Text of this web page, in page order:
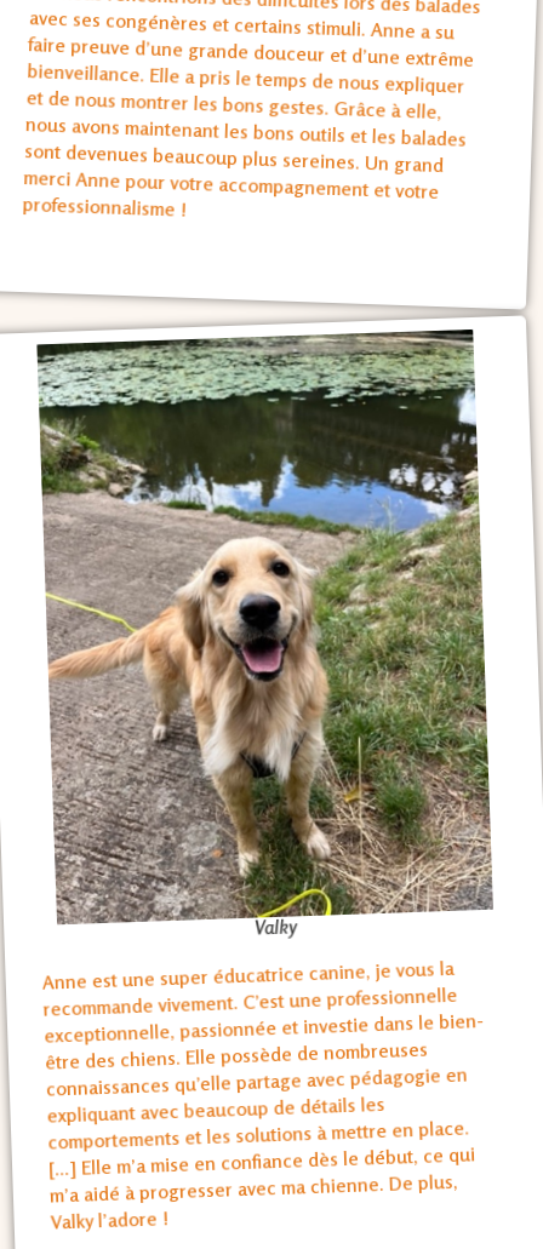
professionnalisme !
Valky
Anne est une super éducatrice canine, je vous la
recommande vivement. C’est une professionnelle
exceptionnelle, passionnée et investie dans le bien-
être des chiens. Elle possède de nombreuses
connaissances qu’elle partage avec pédagogie en
expliquant avec beaucoup de détails les
comportements et les solutions à mettre en place.
[…] Elle m’a mise en confiance dès le début, ce qui
m’a aidé à progresser avec ma chienne. De plus,
Valky l’adore !